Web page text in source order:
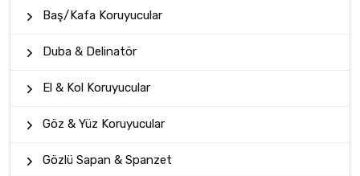
Baş/Kafa Koruyucular
Duba & Delinatör
El & Kol Koruyucular
Göz & Yüz Koruyucular
Gözlü Sapan & Spanzet